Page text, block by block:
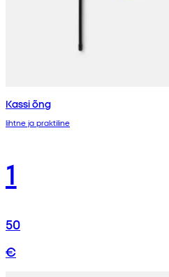
Kassi õng
lihtne ja praktiline
1
50
€